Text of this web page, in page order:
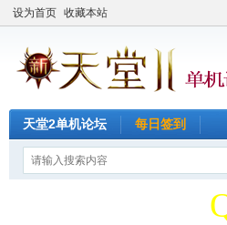
设为首页 收藏本站
天堂2单机论坛 每日签到